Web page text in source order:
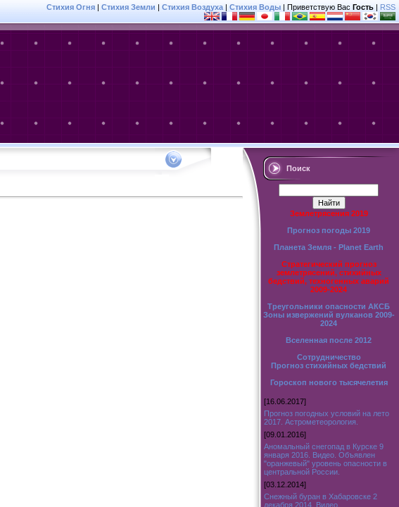
Стихия Огня | Стихия Земли | Стихия Воздуха | Стихия Воды | Приветствую Вас Гость | RSS
Поиск
Землетрясения 2019
Прогноз погоды 2019
Планета Земля - Planet Earth
Стратегический прогноз
землетрясений, стихийных
бедствий, техногенных аварий
2009-2024
Треугольники опасности АКСБ
Зоны извержений вулканов 2009-
2024
Вселенная после 2012
Сотрудничество
Прогноз стихийных бедствий
Гороскоп нового тысячелетия
[16.06.2017]
Прогноз погодных условий на лето
2017. Астрометеорология.
[09.01.2016]
Аномальный снегопад в Курске 9
января 2016. Видео. Объявлен
"оранжевый" уровень опасности в
центральной России.
[03.12.2014]
Снежный буран в Хабаровске 2
декабря 2014. Видео.